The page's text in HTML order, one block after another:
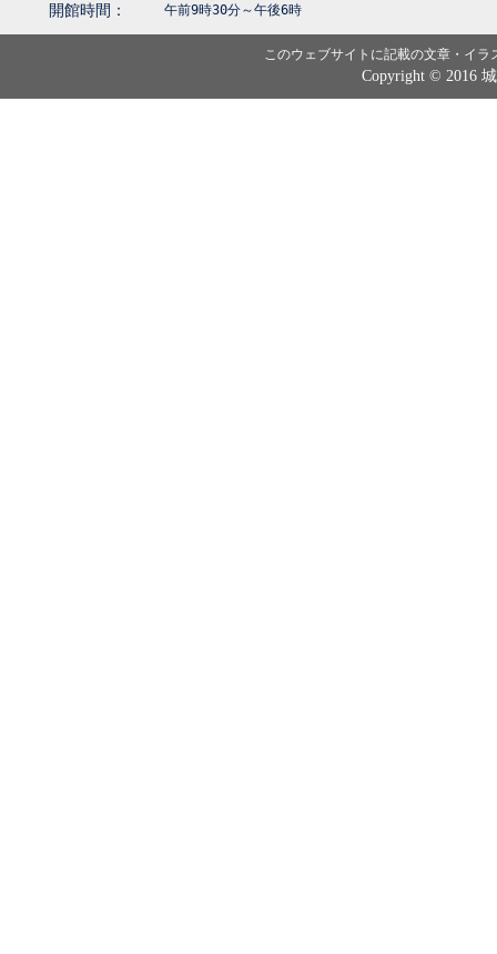
開館時間： 午前9時30分～午後6時
このウェブサイトに記載の文章・イ
Copyright © 2016